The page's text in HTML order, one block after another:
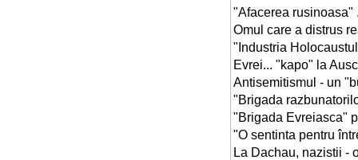
"Afacerea rusinoasa"
Omul care a distrus
"Industria
Evrei... "kapo" la
Antisemitismul - un
"Brigada
"Brigada Evreiasca"
"O sentinta pentru
La Dachau, nazistii -